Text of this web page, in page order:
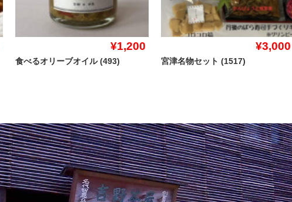
¥1,200
食べるオリーブオイル (493)
¥3,000
宮津名物セット (1517)